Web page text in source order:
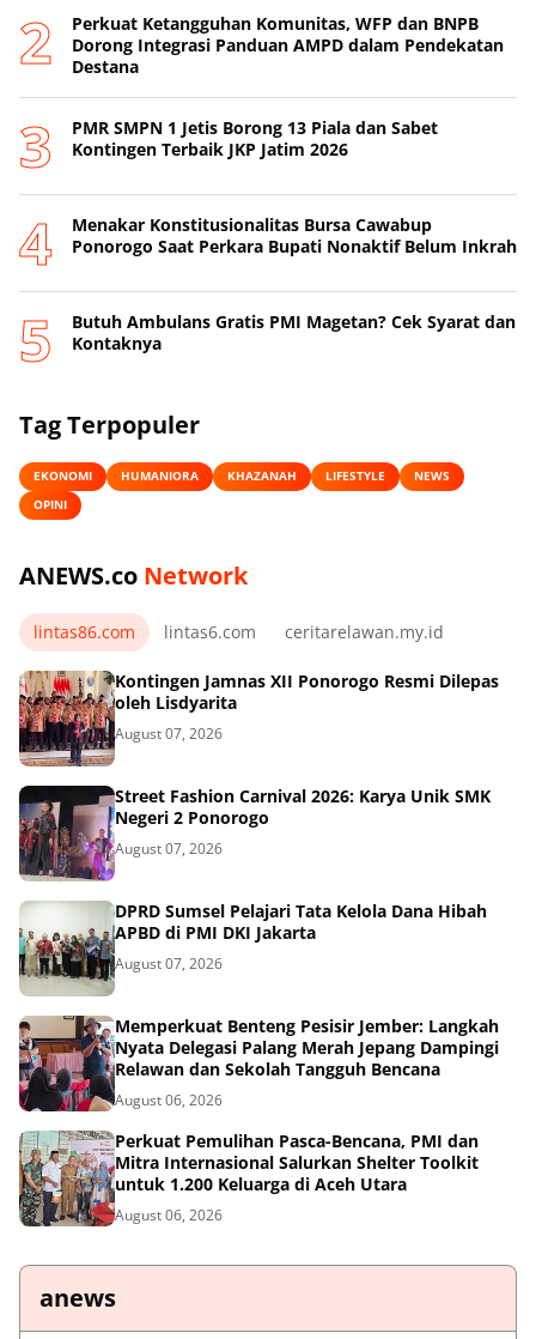
Perkuat Ketangguhan Komunitas, WFP dan BNPB
Dorong Integrasi Panduan AMPD dalam Pendekatan
Destana
PMR SMPN 1 Jetis Borong 13 Piala dan Sabet
Kontingen Terbaik JKP Jatim 2026
Menakar Konstitusionalitas Bursa Cawabup
Ponorogo Saat Perkara Bupati Nonaktif Belum Inkrah
Butuh Ambulans Gratis PMI Magetan? Cek Syarat dan
Kontaknya
Tag Terpopuler
EKONOMI HUMANIORA KHAZANAH LIFESTYLE
NEWS
OPINI
ANEWS.co Network
lintas86.com lintas6.com ceritarelawan.my.id
Kontingen Jamnas XII Ponorogo Resmi Dilepas
oleh Lisdyarita
August 07, 2026
Street Fashion Carnival 2026: Karya Unik SMK
Negeri 2 Ponorogo
August 07, 2026
DPRD Sumsel Pelajari Tata Kelola Dana Hibah
APBD di PMI DKI Jakarta
August 07, 2026
Memperkuat Benteng Pesisir Jember: Langkah
Nyata Delegasi Palang Merah Jepang Dampingi
Relawan dan Sekolah Tangguh Bencana
August 06, 2026
Perkuat Pemulihan Pasca-Bencana, PMI dan
Mitra Internasional Salurkan Shelter Toolkit
untuk 1.200 Keluarga di Aceh Utara
August 06, 2026
anews